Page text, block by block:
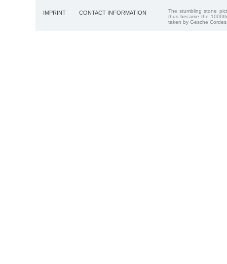
IMPRINT CONTACT INFORMATION
The stumbling stone
thus became the
taken by Gesche